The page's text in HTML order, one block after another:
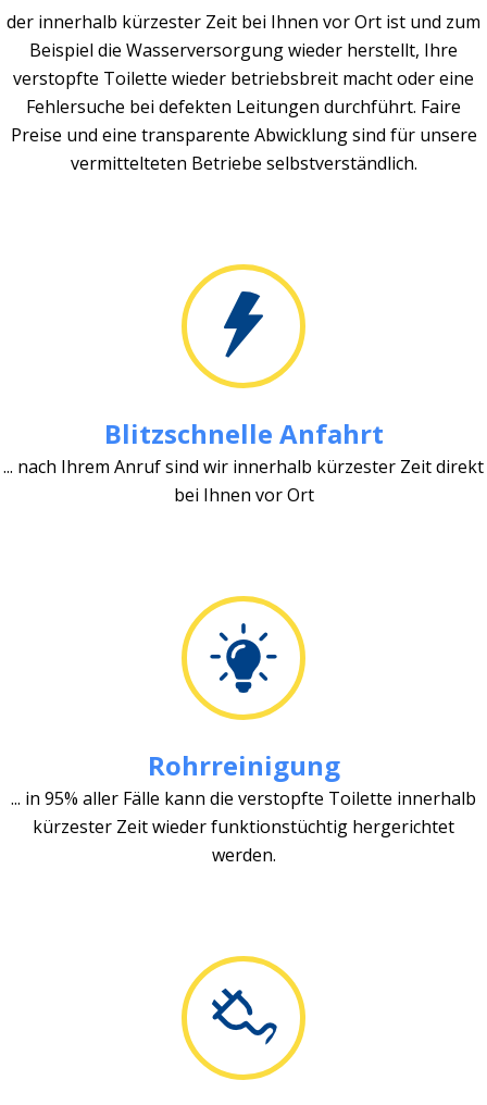
der innerhalb kürzester Zeit bei Ihnen vor Ort ist und zum
Beispiel die Wasserversorgung wieder herstellt, Ihre
verstopfte Toilette wieder betriebsbreit macht oder eine
Fehlersuche bei defekten Leitungen durchführt. Faire
Preise und eine transparente Abwicklung sind für unsere
vermittelteten Betriebe selbstverständlich.
Blitzschnelle Anfahrt
... nach Ihrem Anruf sind wir innerhalb kürzester Zeit direkt
bei Ihnen vor Ort
Rohrreinigung
... in 95% aller Fälle kann die verstopfte Toilette innerhalb
kürzester Zeit wieder funktionstüchtig hergerichtet
werden.